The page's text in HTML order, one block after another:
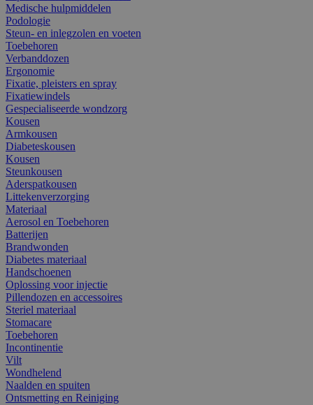
Medische hulpmiddelen
Podologie
Steun- en inlegzolen en voeten
Toebehoren
Verbanddozen
Ergonomie
Fixatie, pleisters en spray
Fixatiewindels
Gespecialiseerde wondzorg
Kousen
Armkousen
Diabeteskousen
Kousen
Steunkousen
Aderspatkousen
Littekenverzorging
Materiaal
Aerosol en Toebehoren
Batterijen
Brandwonden
Diabetes materiaal
Handschoenen
Oplossing voor injectie
Pillendozen en accessoires
Steriel materiaal
Stomacare
Toebehoren
Incontinentie
Vilt
Wondhelend
Naalden en spuiten
Ontsmetting en Reiniging